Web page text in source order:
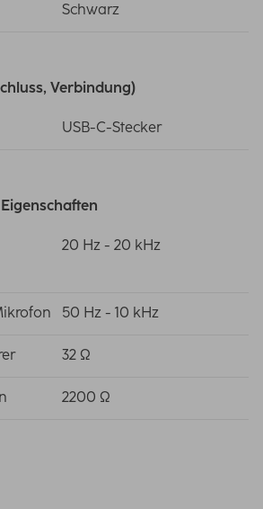
Schwarz
Verbindung)
USB-C-Stecker
20 Hz - 20 kHz
50 Hz - 10 kHz
32 Ω
2200 Ω